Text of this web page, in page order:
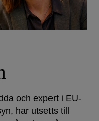
och expert i EU-
har utsetts till